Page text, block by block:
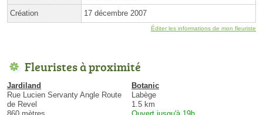
Création 17 décembre 2007
Éditer les informations de mon fleuriste
Fleuristes à proximité
Jardiland
Rue Lucien Servanty Angle Route
de Revel
Botanic
Labège
1.5 km